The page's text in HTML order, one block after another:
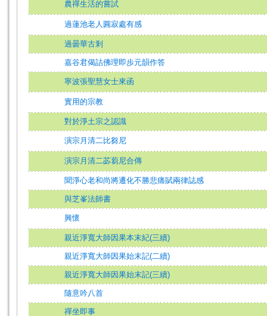
農禪生活的嘗試
過蓮池老人圓寂處有感
過曇華古剎
嘉谷君偈詰佛理即歩元韻作答
寧波張聖慧女士來函
實用的宗教
對於淨土宗之認識
演宗月清二比芻尼
演宗月清二苾蒭尼合傳
聞淨心老和尚將遷化不勝悲痛賦兩律誌感
與芝峯法師書
興懷
親近淨寬大師因果本末紀(三續)
親近淨寬大師因果始末記(二續)
親近淨寬大師因果始末記(三續)
隨意吟八首
禪坐即事